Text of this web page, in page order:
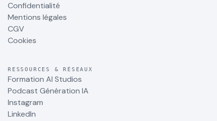
Confidentialité
Mentions légales
CGV
Cookies
RESSOURCES & RÉSEAUX
Formation AI Studios
Podcast Génération IA
Instagram
LinkedIn